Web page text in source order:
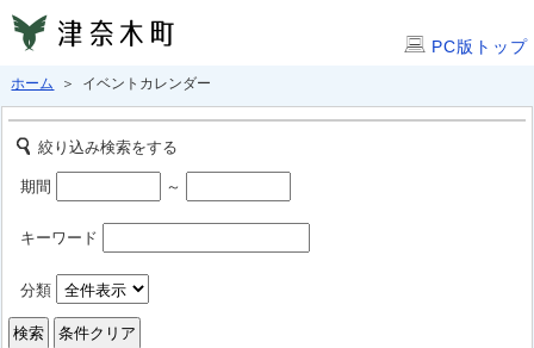
PC版トップ
ホーム ＞ イベントカレンダー
絞り込み検索をする
期間 ～
キーワード
分類